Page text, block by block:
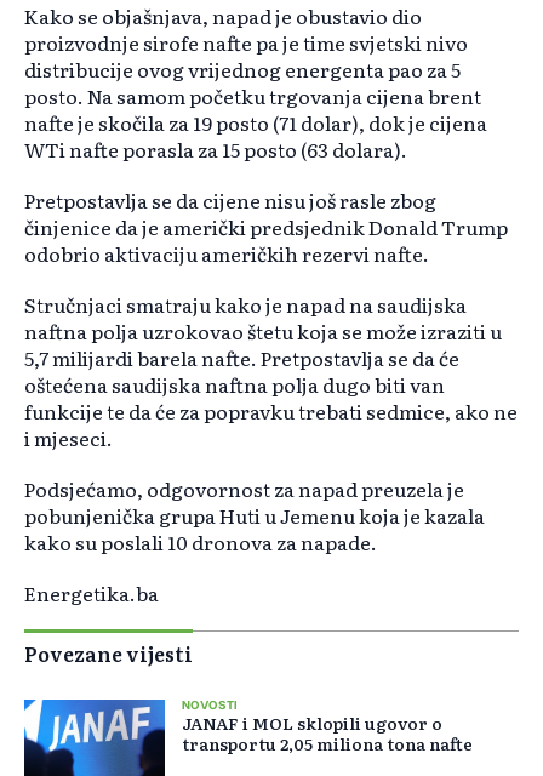
Kako se objašnjava, napad je obustavio dio
proizvodnje sirofe nafte pa je time svjetski nivo
distribucije ovog vrijednog energenta pao za 5
posto. Na samom početku trgovanja cijena brent
nafte je skočila za 19 posto (71 dolar), dok je cijena
WTi nafte porasla za 15 posto (63 dolara).
Pretpostavlja se da cijene nisu još rasle zbog
činjenice da je američki predsjednik Donald Trump
odobrio aktivaciju američkih rezervi nafte.
Stručnjaci smatraju kako je napad na saudijska
naftna polja uzrokovao štetu koja se može izraziti u
5,7 milijardi barela nafte. Pretpostavlja se da će
oštećena saudijska naftna polja dugo biti van
funkcije te da će za popravku trebati sedmice, ako ne
i mjeseci.
Podsjećamo, odgovornost za napad preuzela je
pobunjenička grupa Huti u Jemenu koja je kazala
kako su poslali 10 dronova za napade.
Energetika.ba
Povezane vijesti
NOVOSTI
JANAF i MOL sklopili ugovor o
transportu 2,05 miliona tona nafte